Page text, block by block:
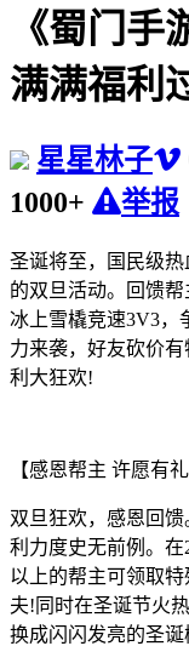
《蜀门
满满福利
星星林子
1000+
举报
圣诞将至，国民级
的双旦活动。回馈
冰上雪橇竞速3V3，
力来袭，好友砍价
利大狂欢!
【感恩帮主 许愿有礼
双旦狂欢，感恩回
利力度史无前例。
以上的帮主可领取
夫!同时在圣诞节火
换成闪闪发亮的圣